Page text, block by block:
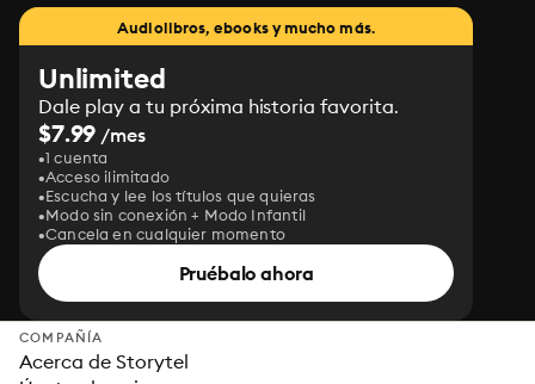
Audiolibros, ebooks y mucho más.
Unlimited
Dale play a tu próxima historia favorita.
$7.99 /mes
1 cuenta
Acceso ilimitado
Escucha y lee los títulos que quieras
Modo sin conexión + Modo Infantil
Cancela en cualquier momento
Pruébalo ahora
COMPAÑÍA
Acerca de Storytel